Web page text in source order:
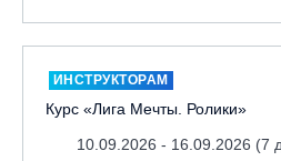
ИНСТРУКТОРАМ
Курс «Лига Мечты. Ролики»
10.09.2026 - 16.09.2026 (7